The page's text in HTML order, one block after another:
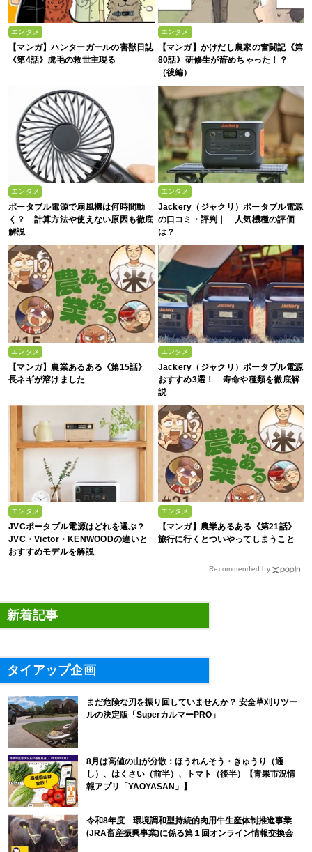
エンタメ
【マンガ】ハンターガールの害獣日誌
《第4話》虎毛の救世主現る
エンタメ
【マンガ】かけだし農家の奮闘記《第
80話》研修生が辞めちゃった！？
（後編）
エンタメ
ポータブル電源で扇風機は何時間動
く？ 計算方法や使えない原因も徹底
解説
エンタメ
Jackery（ジャクリ）ポータブル電源
の口コミ・評判｜ 人気機種の評価
は？
エンタメ
【マンガ】農業あるある《第15話》
長ネギが溶けました
エンタメ
Jackery（ジャクリ）ポータブル電源
おすすめ3選！ 寿命や種類を徹底解
説
エンタメ
JVCポータブル電源はどれを選ぶ？
JVC・Victor・KENWOODの違いと
おすすめモデルを解説
エンタメ
【マンガ】農業あるある《第21話》
旅行に行くとついやってしまうこと
Recommended by
新着記事
タイアップ企画
まだ危険な刃を振り回していませんか？ 安全草刈りツー
ルの決定版「SuperカルマーPRO」
8月は高値の山が分散：ほうれんそう・きゅうり（通
し）、はくさい（前半）、トマト（後半）【青果市況情
報アプリ「YAOYASAN」】
令和8年度 環境調和型持続的肉用牛生産体制推進事業
(JRA畜産振興事業)に係る第１回オンライン情報交換会